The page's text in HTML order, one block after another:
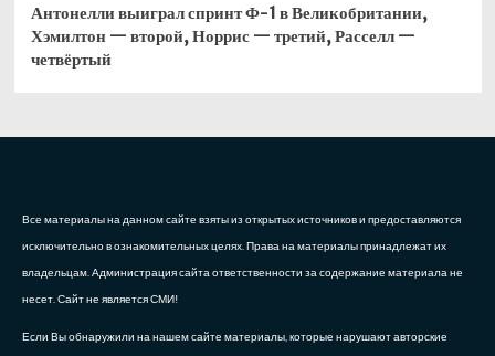
Антонелли выиграл спринт Ф-1 в Великобритании,
Хэмилтон — второй, Норрис — третий, Расселл —
четвёртый
Все материалы на данном сайте взяты из открытых источников и предоставляются
исключительно в ознакомительных целях. Права на материалы принадлежат их
владельцам. Администрация сайта ответственности за содержание материала не
несет. Сайт не является СМИ!
Если Вы обнаружили на нашем сайте материалы, которые нарушают авторские